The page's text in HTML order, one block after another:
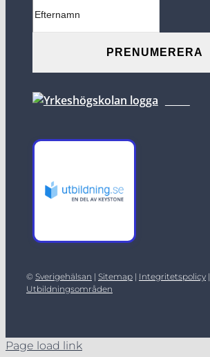
© Sverigehälsan | Sitemap| Integritetspolicy|
Utbildningsområden
Page load link